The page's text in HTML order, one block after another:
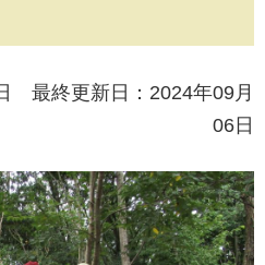
最終更新日：2024年09月
06日